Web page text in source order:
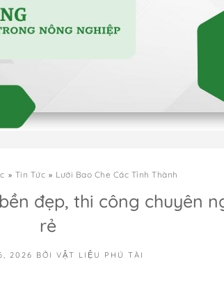
Tin Tức Lưới Bao Che Các Tỉnh Thành
đẹp, thi công chuyên
rẻ
2026 BỞI VẬT LIỆU PHÚ TÀI